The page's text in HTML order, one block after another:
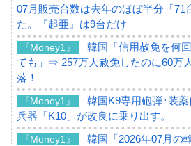
07月販売台数は去年のほぼ半分「71
た。『起亜』は9台だけ
『Money1』
韓国「信用赦免を何
ても」⇒ 257万人赦免したのに60万
落！
『Money1』
韓国K9専用砲弾･装
兵器「K10」が改良に乗り出す。
『Money1』
韓国「2026年07月の